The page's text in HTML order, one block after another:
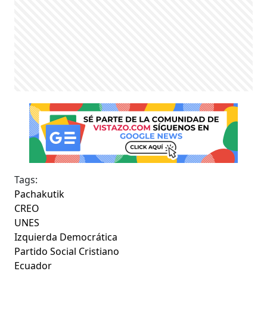
Tags:
Pachakutik
CREO
UNES
Izquierda Democrática
Partido Social Cristiano
Ecuador